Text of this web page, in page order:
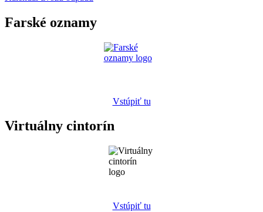
Farské oznamy
Vstúpiť tu
Virtuálny cintorín
Vstúpiť tu